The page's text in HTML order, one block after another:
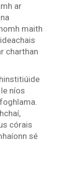
ar
maith
charthan
níos
córais
sé